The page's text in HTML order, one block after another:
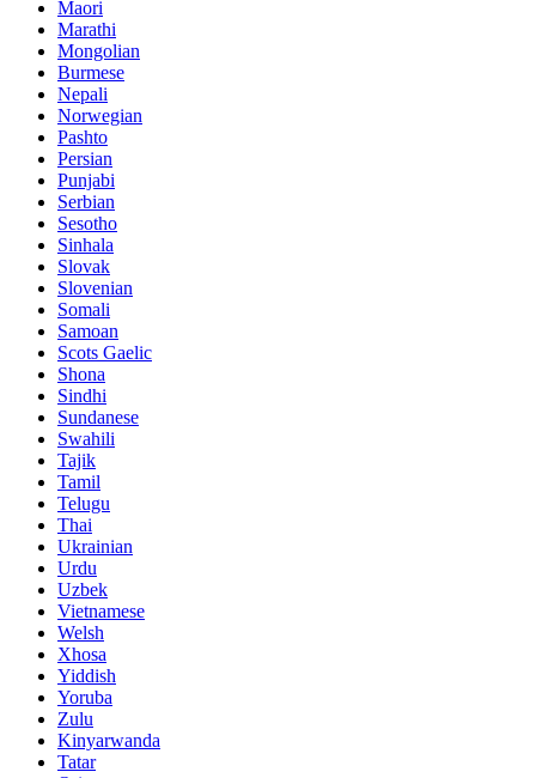
Maori
Marathi
Mongolian
Burmese
Nepali
Norwegian
Pashto
Persian
Punjabi
Serbian
Sesotho
Sinhala
Slovak
Slovenian
Somali
Samoan
Scots Gaelic
Shona
Sindhi
Sundanese
Swahili
Tajik
Tamil
Telugu
Thai
Ukrainian
Urdu
Uzbek
Vietnamese
Welsh
Xhosa
Yiddish
Yoruba
Zulu
Kinyarwanda
Tatar